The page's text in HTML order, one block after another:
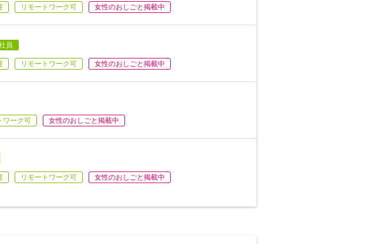
リモートワーク可 女性のおしごと掲載中
員
リモートワーク可 女性のおしごと掲載中
ワーク可 女性のおしごと掲載中
リモートワーク可 女性のおしごと掲載中